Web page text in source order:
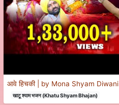
आवे हिचकी | by Mona Shyam Diwani
खाटू श्याम भजन (Khatu Shyam Bhajan)